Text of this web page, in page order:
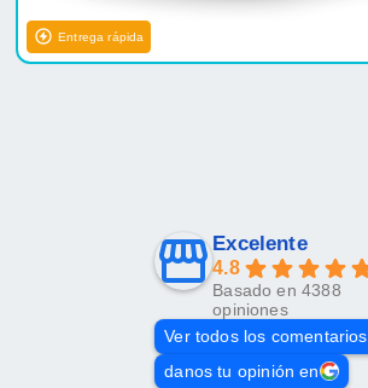
Entrega rápida
Excelente
4.8
Basado en 4388
opiniones
Ver todos los comentarios
danos tu opinión en